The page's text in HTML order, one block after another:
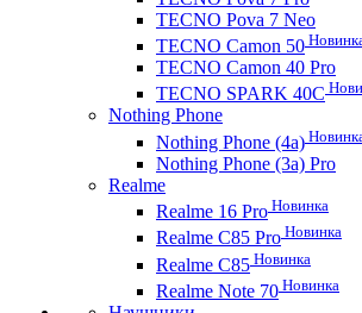
TECNO Pova 7 Neo
TECNO Camon 50
TECNO Camon 40 Pro
TECNO SPARK 40C
Nothing Phone
Nothing Phone (4a)
Nothing Phone (3a) Pro
Realme
Realme 16 Pro Новинка
Realme C85 Pro Новинка
Realme C85 Новинка
Realme Note 70 Новинка